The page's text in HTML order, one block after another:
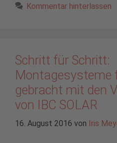
Kommentar hinterlassen
Schritt für Schritt:
Montagesysteme
gebracht mit den
von IBC SOLAR
16. August 2016 von Iris